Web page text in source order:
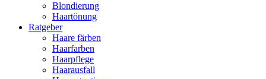
Blondierung
Haartönung
Ratgeber
Haare färben
Haarfarben
Haarpflege
Haarausfall